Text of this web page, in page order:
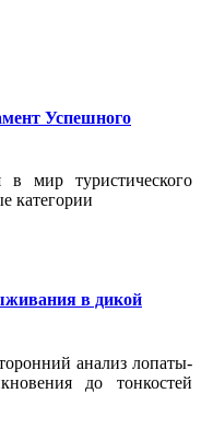
Успешного
мир туристического
категории
в дикой
анализ лопаты-
до тонкостей